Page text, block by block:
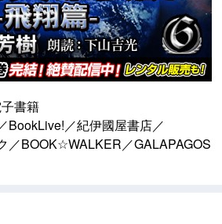
書籍
BookLive!／紀伊國屋書店／
／BOOK☆WALKER／GALAPAGOS